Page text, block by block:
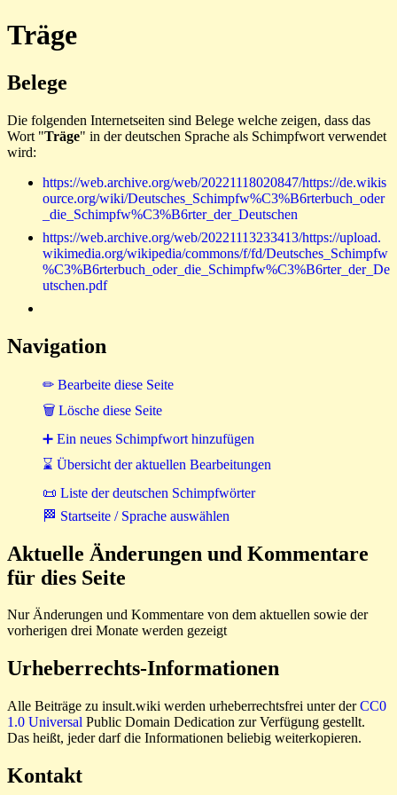
Träge
Belege
Die folgenden Internetseiten sind Belege welche zeigen, dass das
Wort "Träge" in der deutschen Sprache als Schimpfwort verwendet
wird:
https://web.archive.org/web/20221118020847/https://de.wikis
ource.org/wiki/Deutsches_Schimpfw%C3%B6rterbuch_oder
_die_Schimpfw%C3%B6rter_der_Deutschen
https://web.archive.org/web/20221113233413/https://upload.
wikimedia.org/wikipedia/commons/f/fd/Deutsches_Schimpfw
%C3%B6rterbuch_oder_die_Schimpfw%C3%B6rter_der_De
utschen.pdf
Navigation
✏ Bearbeite diese Seite
🗑 Lösche diese Seite
➕ Ein neues Schimpfwort hinzufügen
⌛ Übersicht der aktuellen Bearbeitungen
📜 Liste der deutschen Schimpfwörter
🏁 Startseite / Sprache auswählen
Aktuelle Änderungen und Kommentare
für dies Seite
Nur Änderungen und Kommentare von dem aktuellen sowie der
vorherigen drei Monate werden gezeigt
Urheberrechts-Informationen
Alle Beiträge zu insult.wiki werden urheberrechtsfrei unter derCC0
1.0 Universal Public Domain Dedication zur Verfügung gestellt.
Das heißt, jeder darf die Informationen beliebig weiterkopieren.
Kontakt